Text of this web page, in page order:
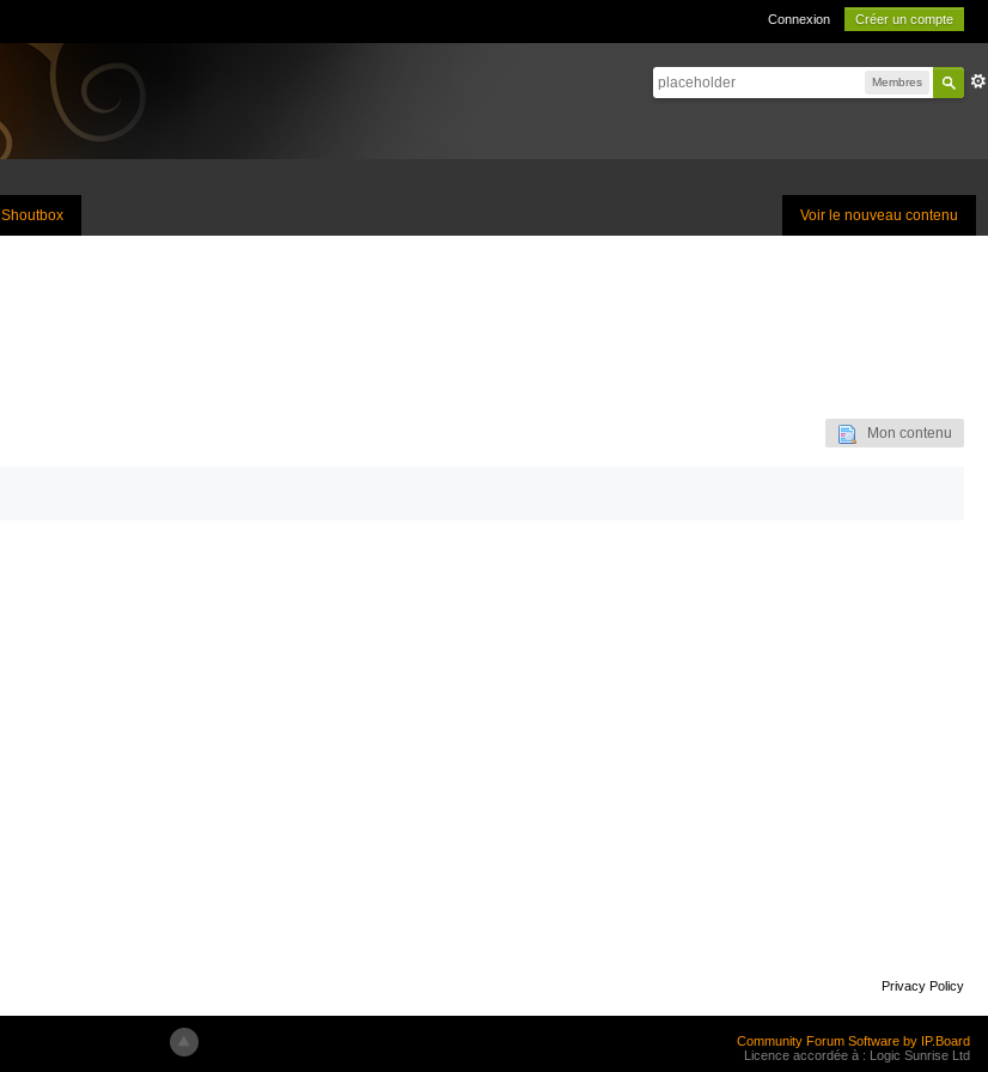
Connexion Créer un compte
Membres
Voir le nouveau contenu
Shoutbox
Mon contenu
Privacy Policy
Community Forum Software by IP.Board
Licence accordée à : Logic Sunrise Ltd